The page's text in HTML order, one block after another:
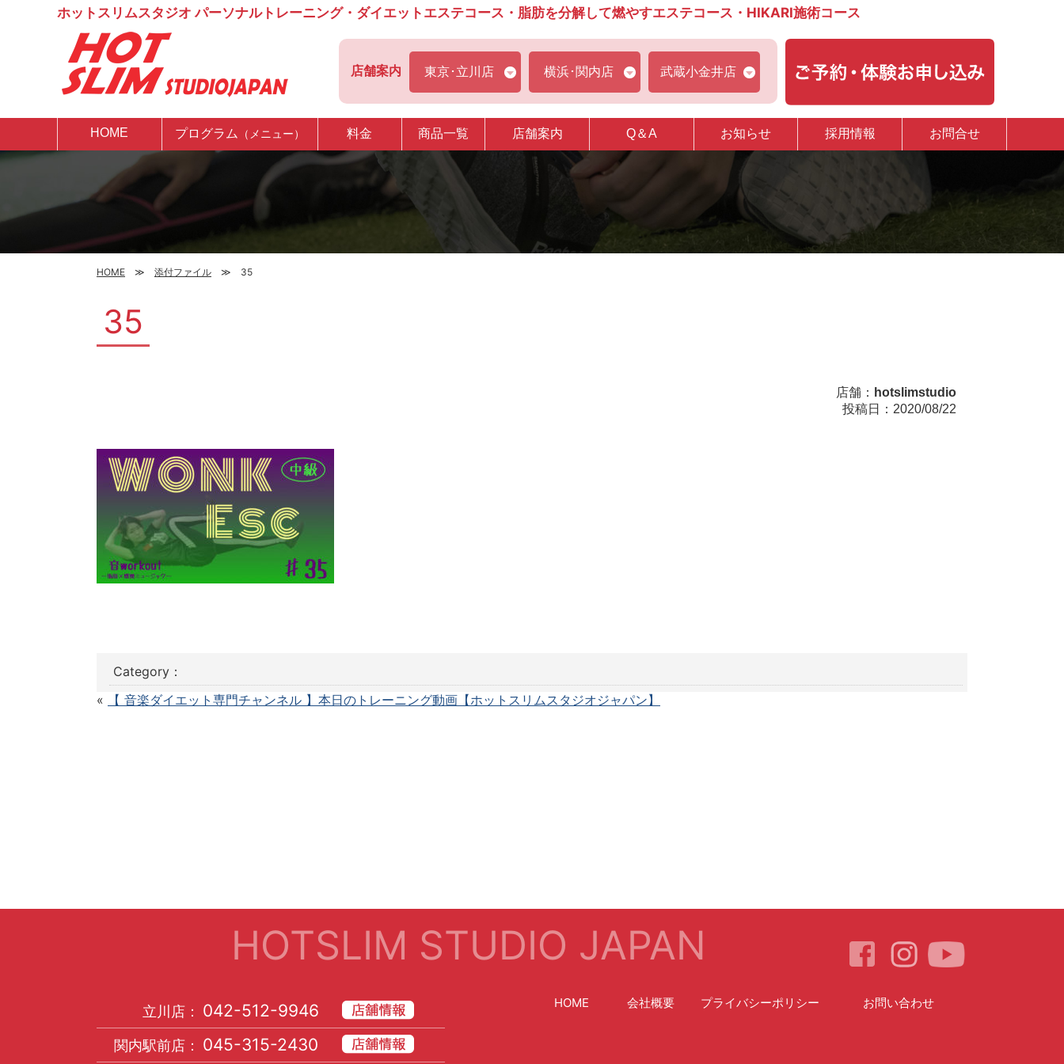
ホットスリムスタジオ パーソナルトレーニング・ダイエットエステコース・脂肪を分解して燃やすエステコース・HIKARI施術コース
店舗案内 東京･立川店 横浜･関内店 武蔵小金井店
HOME プログラム （メニュー） 料金 商品一覧 店舗案内 Q＆A お知らせ 採用情報 お問合せ
HOME 添付ファイル 35
35
店舗： hotslimstudio
投稿日：2020/08/22
Category：
«
【 音楽ダイエット専門チャンネル 】本日のトレーニング動画【ホットスリムスタジオジャパン】
HOTSLIM STUDIO JAPAN
立川店： 042-512-9946
関内駅前店： 045-315-2430
HOME 会社概要 プライバシーポリシー お問い合わせ